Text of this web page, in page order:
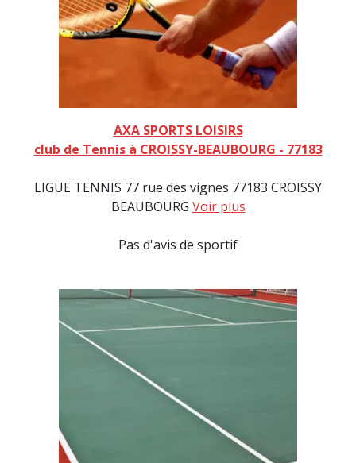
AXA SPORTS LOISIRS
club de Tennis à CROISSY-BEAUBOURG - 77183
LIGUE TENNIS 77 rue des vignes 77183 CROISSY
BEAUBOURG Voir plus
Pas d'avis de sportif